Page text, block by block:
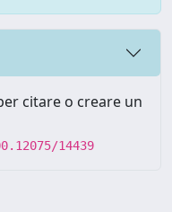
citare o creare un
14439